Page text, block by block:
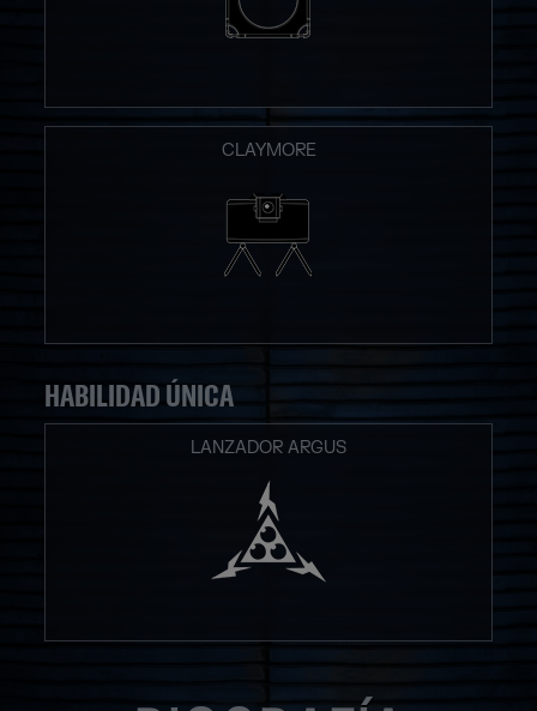
CLAYMORE
HABILIDAD ÚNICA
LANZADOR ARGUS